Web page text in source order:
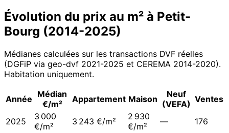
Évolution du prix au m² à Petit-
Bourg (2014-2025)
Médianes calculées sur les transactions DVF réelles
(DGFiP via geo-dvf 2021-2025 et CEREMA 2014-2020).
Habitation uniquement.
Année Médian
€/m²
Appartement Maison
Neuf
(VEFA) Ventes
2025
3 000
€/m²
3 243 €/m²
2 930
€/m²
— 176